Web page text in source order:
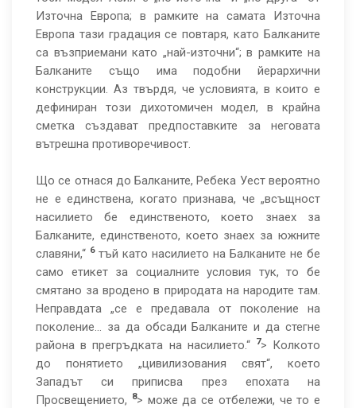
Източна Европа; в рамките на самата Източна
Европа тази градация се повтаря, като Балканите
са възприемани като „най-източни“; в рамките на
Балканите също има подобни йерархични
конструкции. Аз твърдя, че условията, в които е
дефиниран този дихотомичен модел, в крайна
сметка създават предпоставките за неговата
вътрешна противоречивост.
Що се отнася до Балканите, Ребека Уест вероятно
не е единствена, когато признава, че „всъщност
насилието бе единственото, което знаех за
Балканите, единственото, което знаех за южните
славяни,“ 6тъй като насилието на Балканите не бе
само етикет за социалните условия тук, то бе
смятано за вродено в природата на народите там.
Неправдата „се е предавала от поколение на
поколение… за да обсади Балканите и да стегне
района в прегръдката на насилието.“
7> Колкото
до понятието „цивилизования свят“, което
Западът си приписва през епохата на
Просвещението,
8> може да се отбележи, че то е